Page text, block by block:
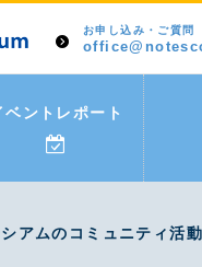
お申し込み・ご質問
ベントレポート
アムのコミュニティ活